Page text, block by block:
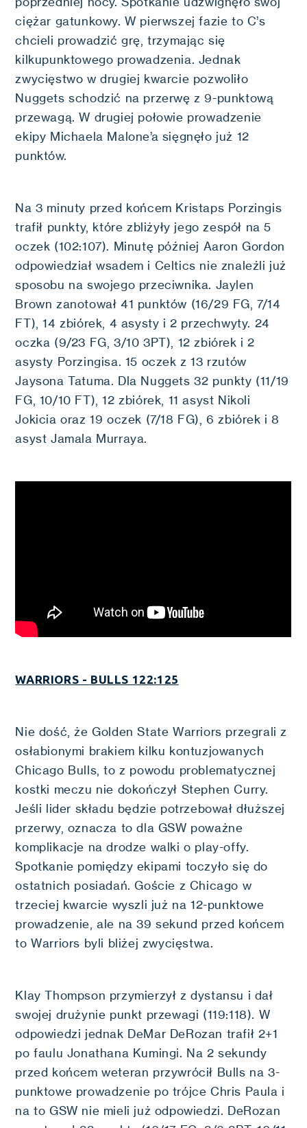
ciężar gatunkowy. W pierwszej fazie to C’s
chcieli prowadzić grę, trzymając się
kilkupunktowego prowadzenia. Jednak
zwycięstwo w drugiej kwarcie pozwoliło
Nuggets schodzić na przerwę z 9-punktową
przewagą. W drugiej połowie prowadzenie
ekipy Michaela Malone’a sięgnęło już 12
punktów.
Na 3 minuty przed końcem Kristaps Porzingis
trafił punkty, które zbliżyły jego zespół na 5
oczek (102:107). Minutę później Aaron Gordon
odpowiedział wsadem i Celtics nie znaleźli już
sposobu na swojego przeciwnika. Jaylen
Brown zanotował 41 punktów (16/29 FG, 7/14
FT), 14 zbiórek, 4 asysty i 2 przechwyty. 24
oczka (9/23 FG, 3/10 3PT), 12 zbiórek i 2
asysty Porzingisa. 15 oczek z 13 rzutów
Jaysona Tatuma. Dla Nuggets 32 punkty (11/19
FG, 10/10 FT), 12 zbiórek, 11 asyst Nikoli
Jokicia oraz 19 oczek (7/18 FG), 6 zbiórek i 8
asyst Jamala Murraya.
WARRIORS - BULLS 122:125
Nie dość, że Golden State Warriors przegrali z
osłabionymi brakiem kilku kontuzjowanych
Chicago Bulls, to z powodu problematycznej
kostki meczu nie dokończył Stephen Curry.
Jeśli lider składu będzie potrzebował dłuższej
przerwy, oznacza to dla GSW poważne
komplikacje na drodze walki o play-offy.
Spotkanie pomiędzy ekipami toczyło się do
ostatnich posiadań. Goście z Chicago w
trzeciej kwarcie wyszli już na 12-punktowe
prowadzenie, ale na 39 sekund przed końcem
to Warriors byli bliżej zwycięstwa.
Klay Thompson przymierzył z dystansu i dał
swojej drużynie punkt przewagi (119:118). W
odpowiedzi jednak DeMar DeRozan trafił 2+1
po faulu Jonathana Kumingi. Na 2 sekundy
przed końcem weteran przywrócił Bulls na 3-
punktowe prowadzenie po trójce Chris Paula i
na to GSW nie mieli już odpowiedzi. DeRozan